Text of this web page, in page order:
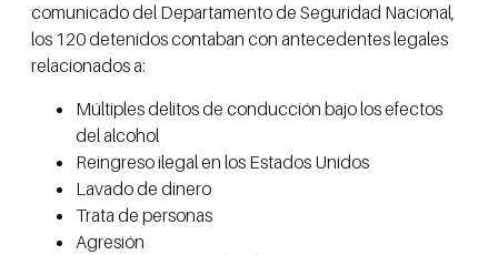
comunicado del Departamento de Seguridad Nacional,
los 120 detenidos contaban con antecedentes legales
relacionados a:
Múltiples delitos de conducción bajo los efectos
del alcohol
Reingreso ilegal en los Estados Unidos
Lavado de dinero
Trata de personas
Agresión